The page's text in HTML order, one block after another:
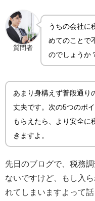
質問者
うちの会社に
めてのことで
のでしょうか
あまり身構えず普段通り
丈夫です。次の5つのポ
もらえたら、より安全に
きますよ。
先日のブログで、税務
ないですけど、もし入
れてしまいますよって話